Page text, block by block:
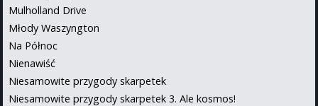
Mulholland Drive
Młody Waszyngton
Na Północ
Nienawiść
Niesamowite przygody skarpetek
Niesamowite przygody skarpetek 3. Ale kosmos!